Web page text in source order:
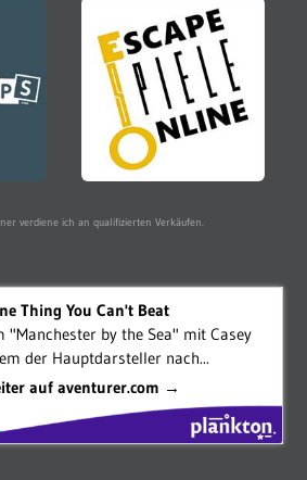
verdiene ich an qualifizierten Verkäufen.
Thing You Can't Beat
"Manchester by the Sea" mit Casey
der Hauptdarsteller nach...
auf aventurer.com →